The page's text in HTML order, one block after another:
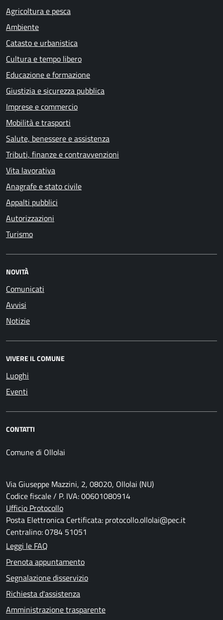
Agricoltura e pesca
Ambiente
Catasto e urbanistica
Cultura e tempo libero
Educazione e formazione
Giustizia e sicurezza pubblica
Imprese e commercio
Mobilità e trasporti
Salute, benessere e assistenza
Tributi, finanze e contravvenzioni
Vita lavorativa
Anagrafe e stato civile
Appalti pubblici
Autorizzazioni
Turismo
NOVITÀ
Comunicati
Avvisi
Notizie
VIVERE IL COMUNE
Luoghi
Eventi
CONTATTI
Comune di Ollolai
Via Giuseppe Mazzini, 2, 08020, Ollolai (NU)
Codice fiscale / P. IVA: 00601080914
Ufficio Protocollo
Posta Elettronica Certificata: protocollo.ollolai@pec.it
Centralino: 0784 51051
Leggi le FAQ
Prenota appuntamento
Segnalazione disservizio
Richiesta d'assistenza
Amministrazione trasparente